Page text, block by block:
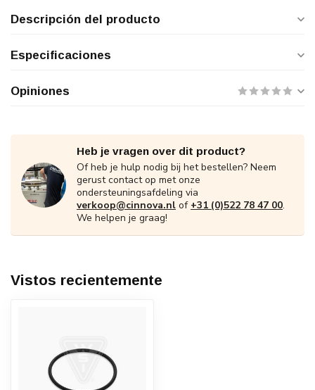
Descripción del producto
Especificaciones
Opiniones
Heb je vragen over dit product?
Of heb je hulp nodig bij het bestellen? Neem
gerust contact op met onze
ondersteuningsafdeling via
verkoop@cinnova.nl of +31 (0)522 78 47 00.
We helpen je graag!
Vistos recientemente